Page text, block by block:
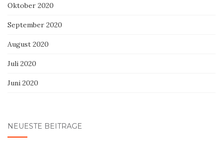
Oktober 2020
September 2020
August 2020
Juli 2020
Juni 2020
NEUESTE BEITRÄGE